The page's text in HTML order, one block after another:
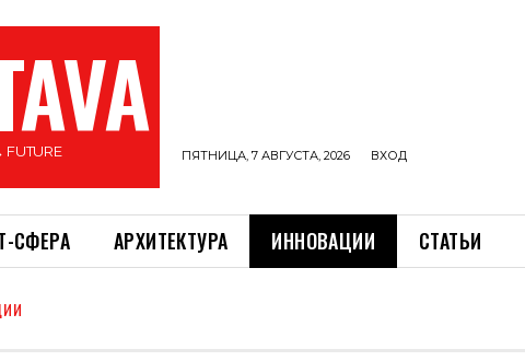
ПЯТНИЦА, 7 АВГУСТА, 2026 ВХОД
СФЕРА АРХИТЕКТУРА ИННОВАЦИИ СТАТЬИ